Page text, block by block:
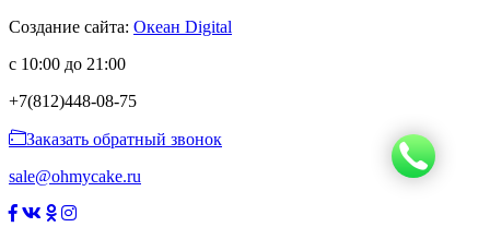
Создание сайта: Океан Digital
с 10:00 до 21:00
+7(812)448-08-75
Заказать обратный звонок
sale@ohmycake.ru